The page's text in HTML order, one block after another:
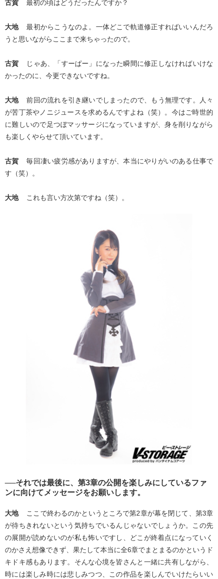
古賀 最初の頃はどうだったんですか？
大地
最初からこうなのよ。一体どこで軌道修正すればいいんだろ
うと思いながらここまで来ちゃったので。
古賀
じゃあ、「すーぱー」になった瞬間に修正しなければいけな
かったのに、今更できないですね。
大地
前回の流れを引き継いでしまったので、もう無理です。人々
が苦丁茶やノニジュースを求めるんですよね（笑）。今はご時世的
に難しいので足つぼマッサージになっていますが、身を削りながら
も楽しくやらせて頂いています。
古賀
毎回凄い疲労感がありますが、本当にやりがいのある仕事で
す（笑）。
大地 これも言い方次第ですね（笑）。
──それでは最後に、第3章の公開を楽しみにしているファ
ンに向けてメッセージをお願いします。
大地
ここで終わるのかというところで第2章が幕を閉じて、第3章
が待ちきれないという気持ちでいるんじゃないでしょうか。この先
の展開が読めないのが私も怖いですし、どこが終着点になっていく
のかさえ想像できず、果たして本当に全6章でまとまるのかというド
キドキ感もあります。そんな心境を皆さんと一緒に共有しながら、
時には楽しみ時には悲しみつつ、この作品を楽しんでいけたらいい